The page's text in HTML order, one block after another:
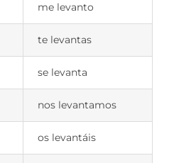
me levanto
te levantas
se levanta
nos levantamos
os levantáis